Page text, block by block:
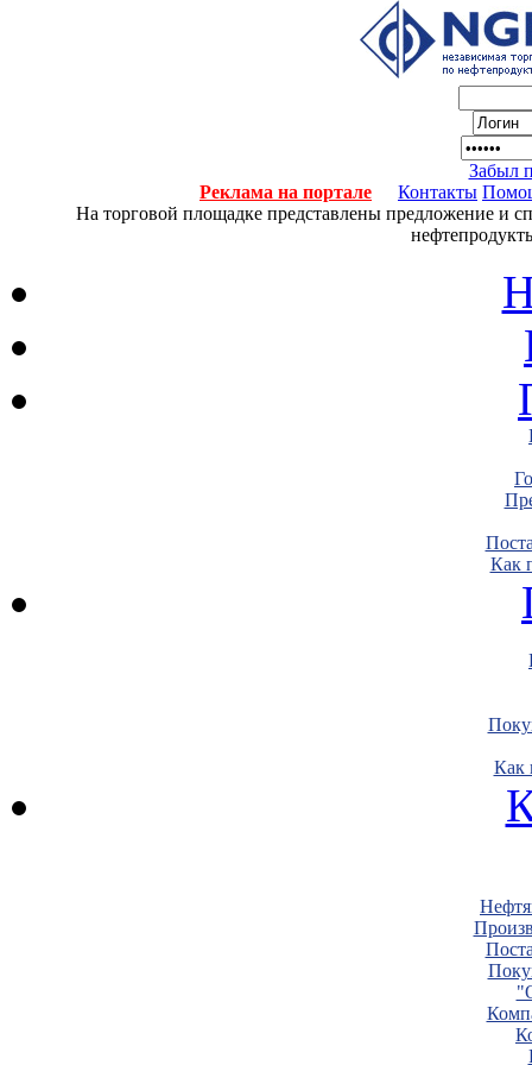
Забыл
Реклама на портале
Контакты
На торговой площадке представлены предложение и
Как
Как